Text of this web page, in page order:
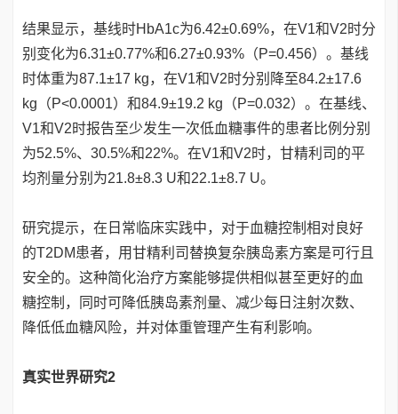
结果显示，基线时HbA1c为6.42±0.69%，在V1和V2时分
别变化为6.31±0.77%和6.27±0.93%（P=0.456）。基线
时体重为87.1±17 kg，在V1和V2时分别降至84.2±17.6
kg（P<0.0001）和84.9±19.2 kg（P=0.032）。在基线、
V1和V2时报告至少发生一次低血糖事件的患者比例分别
为52.5%、30.5%和22%。在V1和V2时，甘精利司的平
均剂量分别为21.8±8.3 U和22.1±8.7 U。
研究提示，在日常临床实践中，对于血糖控制相对良好
的T2DM患者，用甘精利司替换复杂胰岛素方案是可行且
安全的。这种简化治疗方案能够提供相似甚至更好的血
糖控制，同时可降低胰岛素剂量、减少每日注射次数、
降低低血糖风险，并对体重管理产生有利影响。
真实世界研究2